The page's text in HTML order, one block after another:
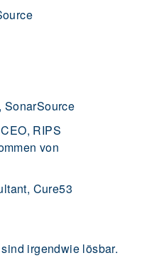
SonarSource
RIPS
von
Cure53
irgendwie lösbar.